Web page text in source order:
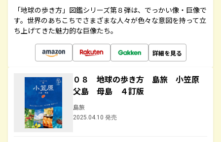
「地球の歩き方」図鑑シリーズ第８弾は、でっかい像・巨像で
す。世界のあちこちでさまざまな人々が色々な意図を持って立
ち上げてきた魅力的な巨像たち。
詳細を見る
０８ 地球の歩き方 島旅 小笠原
父島 母島 ４訂版
島旅
2025.04.10 発売